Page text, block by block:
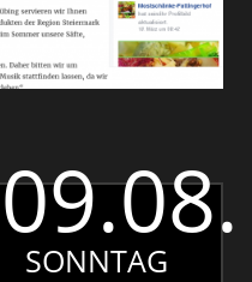
09.08.
SONNTAG